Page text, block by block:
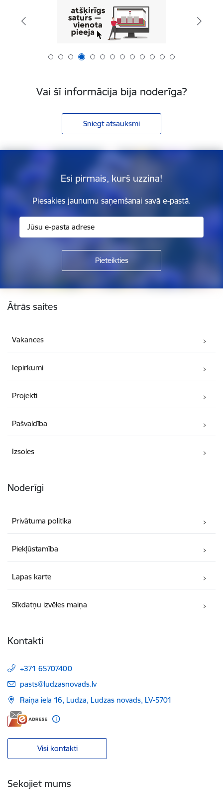
Vai šī informācija bija noderīga?
Sniegt atsauksmi
Esi pirmais, kurš uzzina!
Piesakies jaunumu saņemšanai savā e-pastā.
Kājene
Ātrās saites
Vakances
Iepirkumi
Projekti
Pašvaldība
Izsoles
Noderīgi
Privātuma politika
Piekļūstamība
Lapas karte
Sīkdatņu izvēles maiņa
Kontakti
+371 65707400
E-pasts:
pasts@ludzasnovads.lv
Raiņa iela 16, Ludza, Ludzas novads, LV-5701
Visi kontakti
Sekojiet mums